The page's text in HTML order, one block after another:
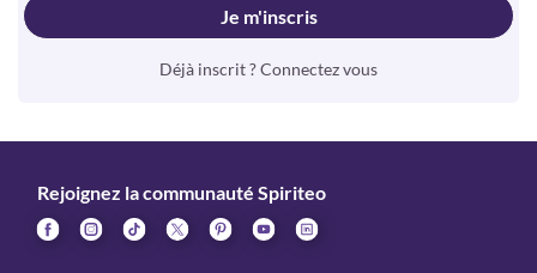
Je m'inscris
Déjà inscrit ? Connectez vous
Rejoignez la communauté Spiriteo